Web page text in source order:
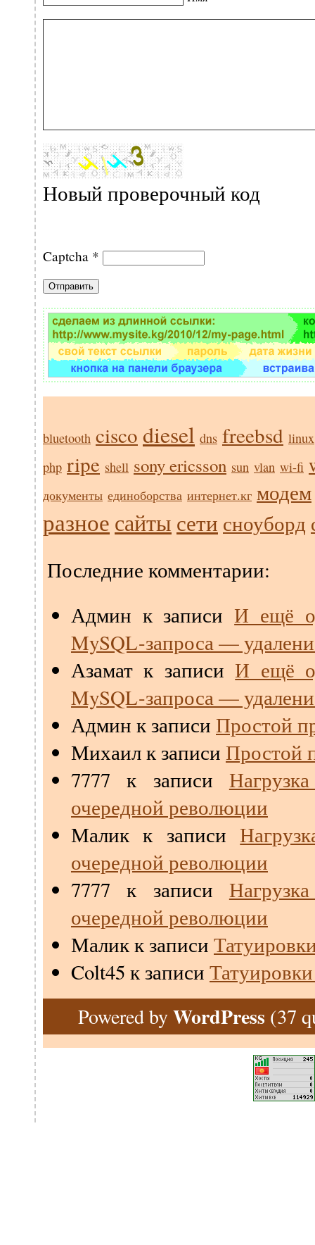
Новый проверочный код
Captcha *
bluetooth cisco diesel dns freebsd linux
php ripe shell sony ericsson sun vlan wi-fi
документы единоборства интернет.кг модем
разное сайты сети сноуборд
Последние комментарии:
Админ к записи И ещё
MySQL-запроса —
Азамат к записи И ещё
MySQL-запроса —
Админ к записи Простой
Михаилк записи Простой
7777 к записи
очередной революции
Малик к записи
очередной революции
7777 к записи
очередной революции
Маликк записи
Colt45 к записи
Powered byWordPress (37